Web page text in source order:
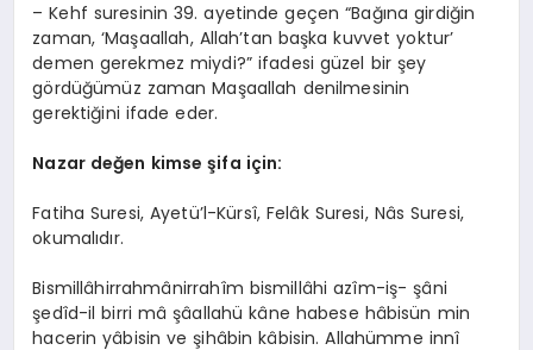
– Kehf suresinin 39. ayetinde geçen “Bağına girdiğin
zaman, ‘Maşaallah, Allah’tan başka kuvvet yoktur’
demen gerekmez miydi?” ifadesi güzel bir şey
gördüğümüz zaman Maşaallah denilmesinin
gerektiğini ifade eder.
Nazar değen kimse şifa için:
Fatiha Suresi, Ayetü’l-Kürsî, Felâk Suresi, Nâs Suresi,
okumalıdır.
Bismillâhirrahmânirrahîm bismillâhi azîm-iş- şâni
şedîd-il birri mâ şâallahü kâne habese hâbisün min
hacerin yâbisin ve şihâbin kâbisin. Allahümme innî